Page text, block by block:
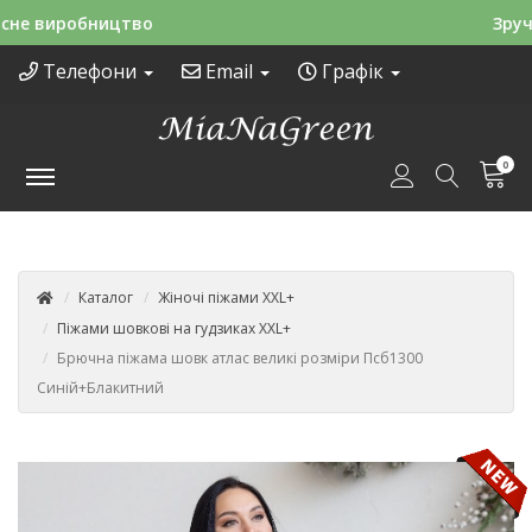
Телефони Email Графік
0
Каталог
Жіночі піжами XXL+
Піжами шовкові на гудзиках XXL+
Брючна піжама шовк атлас великі розміри Псб1300
Синій+Блакитний